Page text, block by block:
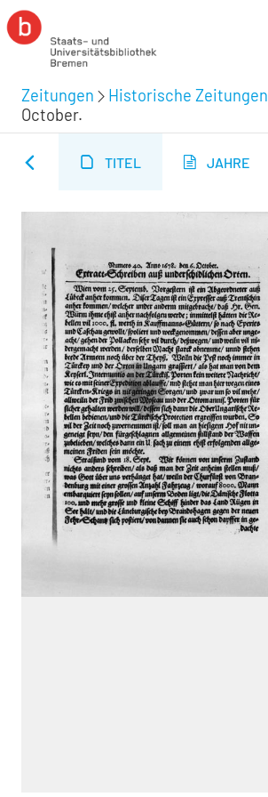
Zeitungen Historische Zeitungen
October.
TITEL JAHRE